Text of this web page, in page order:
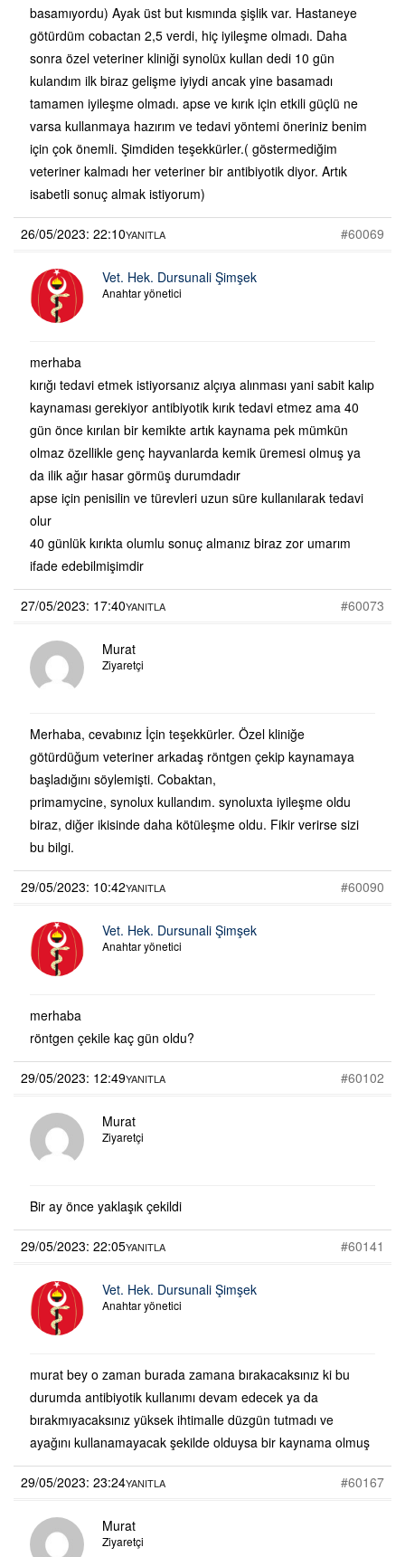
basamıyordu) Ayak üst but kısmında şişlik var. Hastaneye
götürdüm cobactan 2,5 verdi, hiç iyileşme olmadı. Daha
sonra özel veteriner kliniği synolüx kullan dedi 10 gün
kulandım ilk biraz gelişme iyiydi ancak yine basamadı
tamamen iyileşme olmadı. apse ve kırık için etkili güçlü ne
varsa kullanmaya hazırım ve tedavi yöntemi öneriniz benim
için çok önemli. Şimdiden teşekkürler.( göstermediğim
veteriner kalmadı her veteriner bir antibiyotik diyor. Artık
isabetli sonuç almak istiyorum)
26/05/2023: 22:10 #60069
YANITLA
Vet. Hek. Dursunali Şimşek
Anahtar yönetici
merhaba
kırığı tedavi etmek istiyorsanız alçıya alınması yani sabit kalıp
kaynaması gerekiyor antibiyotik kırık tedavi etmez ama 40
gün önce kırılan bir kemikte artık kaynama pek mümkün
olmaz özellikle genç hayvanlarda kemik üremesi olmuş ya
da ilik ağır hasar görmüş durumdadır
apse için penisilin ve türevleri uzun süre kullanılarak tedavi
olur
40 günlük kırıkta olumlu sonuç almanız biraz zor umarım
ifade edebilmişimdir
27/05/2023: 17:40 #60073
YANITLA
Murat
Ziyaretçi
Merhaba, cevabınız İçin teşekkürler. Özel kliniğe
götürdüğum veteriner arkadaş röntgen çekip kaynamaya
başladığını söylemişti. Cobaktan,
primamycine, synolux kullandım. synoluxta iyileşme oldu
biraz, diğer ikisinde daha kötüleşme oldu. Fikir verirse sizi
bu bilgi.
29/05/2023: 10:42 #60090
YANITLA
Vet. Hek. Dursunali Şimşek
Anahtar yönetici
merhaba
röntgen çekile kaç gün oldu?
29/05/2023: 12:49 #60102
YANITLA
Murat
Ziyaretçi
Bir ay önce yaklaşık çekildi
29/05/2023: 22:05 #60141
YANITLA
Vet. Hek. Dursunali Şimşek
Anahtar yönetici
murat bey o zaman burada zamana bırakacaksınız ki bu
durumda antibiyotik kullanımı devam edecek ya da
bırakmıyacaksınız yüksek ihtimalle düzgün tutmadı ve
ayağını kullanamayacak şekilde olduysa bir kaynama olmuş
29/05/2023: 23:24 #60167
YANITLA
Murat
Ziyaretçi